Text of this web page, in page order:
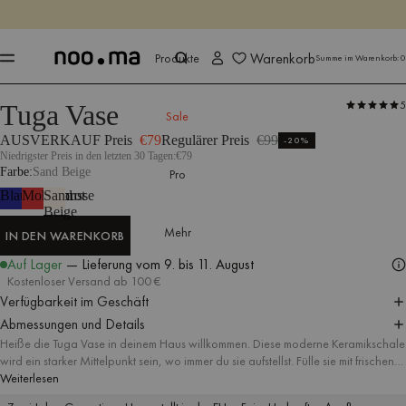
Jetzt shoppen
Produkte
Sale
Pro
Mehr
WarenkorbSumme im Warenkorb:0
Produkte Alle Accessoires Tafelservice Dekorative Accessoires
Tuga Vase 5
AUSVERKAUF Preis €79Regulärer Preis €99 -20%
Niedrigster Preis in den letzten 30 Tagen:€79
Farbe Sand Beige
Blaubeermousse
Mohnenrot
Sand
Beige
IN DEN WARENKORB
Auf Lager — Lieferung vom 9. bis 11. August
Kostenloser Versand ab 100 €
Verfügbarkeit im Geschäft
Abmessungen und Details
Heiße die Tuga Vase in deinem Haus willkommen. Diese moderne Keramikschale
wird ein starker Mittelpunkt sein, wo immer du sie aufstellst. Fülle sie mit frischen
Schnittblumen oder dekorativen Zweigen und erfreue dich an deinem
Weiterlesen